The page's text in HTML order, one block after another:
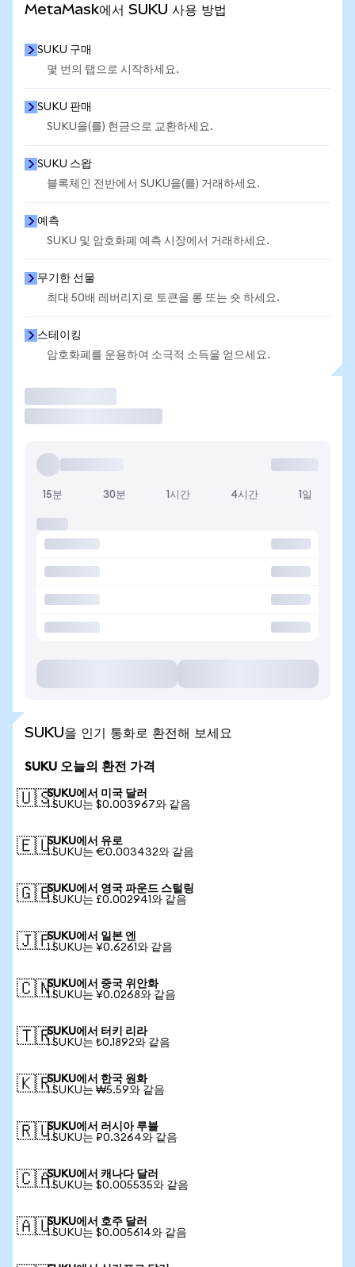
MetaMask에서 SUKU 사용 방법
SUKU 구매
몇 번의 탭으로 시작하세요.
SUKU 판매
SUKU을(를) 현금으로 교환하세요.
SUKU 스왑
블록체인 전반에서 SUKU을(를) 거래하세요.
예측
SUKU 및 암호화폐 예측 시장에서 거래하세요.
무기한 선물
최대 50배 레버리지로 토큰을 롱 또는 숏 하세요.
스테이킹
암호화폐를 운용하여 소극적 소득을 얻으세요.
15분 30분 1시간 4시간 1일
SUKU을 인기 통화로 환전해 보세요
SUKU 오늘의 환전 가격
🇺🇸SUKU에서 미국 달러
1 SUKU는 $0.003967와 같음
🇪🇺SUKU에서 유로
1 SUKU는 €0.003432와 같음
🇬🇧SUKU에서 영국 파운드 스털링
1 SUKU는 £0.002941와 같음
🇯🇵SUKU에서 일본 엔
1 SUKU는 ¥0.6261와 같음
🇨🇳SUKU에서 중국 위안화
1 SUKU는 ¥0.0268와 같음
🇹🇷SUKU에서 터키 리라
1 SUKU는 ₺0.1892와 같음
🇰🇷SUKU에서 한국 원화
1 SUKU는 ₩5.59와 같음
🇷🇺SUKU에서 러시아 루블
1 SUKU는 ₽0.3264와 같음
🇨🇦SUKU에서 캐나다 달러
1 SUKU는 $0.005535와 같음
🇦🇺SUKU에서 호주 달러
1 SUKU는 $0.005614와 같음